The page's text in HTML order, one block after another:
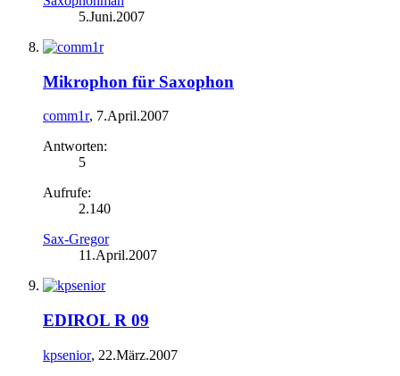
5.Juni.2007
Mikrophon für Saxophon
comm1r, 7.April.2007
Antworten:
5
Aufrufe:
2.140
Sax-Gregor
11.April.2007
EDIROL R 09
kpsenior, 22.März.2007